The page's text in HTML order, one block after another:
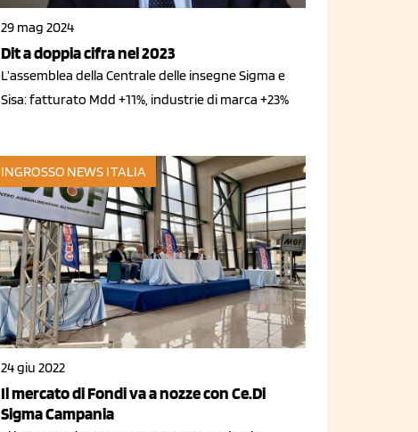
29 mag 2024
Dit a doppia cifra nel 2023
L’assemblea della Centrale delle insegne Sigma e
Sisa: fatturato Mdd +11%, industrie di marca +23%
INGROSSO NEWS ITALIA
24 giu 2022
Il mercato di Fondi va a nozze con Ce.Di
Sigma Campania